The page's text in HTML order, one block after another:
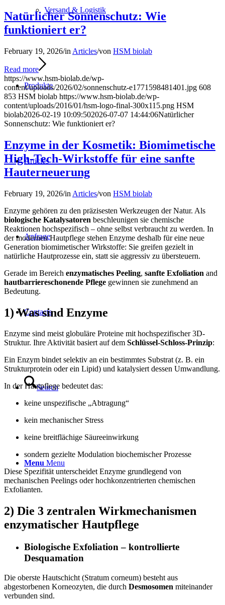
Versand & Logistik
Produkte
Articles
Anfrage
Contacts
Search
Menu Menu
Natürlicher Sonnenschutz: Wie
funktioniert er?
February 19, 2026/in Articles/von HSM biolab
Read more
https://www.hsm-biolab.de/wp-
content/uploads/2026/02/sonnenschutz-e1771598481401.jpg 608
853 HSM biolab https://www.hsm-biolab.de/wp-
content/uploads/2016/01/hsm-logo-final-300x115.png HSM
biolab2026-02-19 10:09:502026-07-07 14:44:06Natürlicher
Sonnenschutz: Wie funktioniert er?
Enzyme in der Kosmetik: Biomimetische
High-Tech-Wirkstoffe für eine sanfte
Hauterneuerung
February 19, 2026/in Articles/von HSM biolab
Enzyme gehören zu den präzisesten Werkzeugen der Natur. Als
biologische Katalysatoren beschleunigen sie chemische
Reaktionen hochspezifisch – ohne selbst verbraucht zu werden. In
der modernen Hautpflege stehen Enzyme deshalb für eine neue
Generation biomimetischer Wirkstoffe: Sie greifen gezielt in
natürliche Hautprozesse ein, statt sie aggressiv zu übersteuern.
Gerade im Bereich enzymatisches Peeling, sanfte Exfoliation and
hautbarriereschonende Pflege gewinnen sie zunehmend an
Bedeutung.
1) Was sind Enzyme
Enzyme sind meist globuläre Proteine mit hochspezifischer 3D-
Struktur. Ihre Aktivität basiert auf dem Schlüssel-Schloss-Prinzip:
Ein Enzym bindet selektiv an ein bestimmtes Substrat (z. B. ein
Strukturprotein oder ein Lipid) und katalysiert dessen Umwandlung.
In der Hautpflege bedeutet das:
keine unspezifische „Abtragung“
kein mechanischer Stress
keine breitflächige Säureeinwirkung
sondern gezielte Modulation biochemischer Prozesse
Diese Spezifität unterscheidet Enzyme grundlegend von
mechanischen Peelings oder hochkonzentrierten chemischen
Exfolianten.
2) Die 3 zentralen Wirkmechanismen
enzymatischer Hautpflege
Biologische Exfoliation – kontrollierte
Desquamation
Die oberste Hautschicht (Stratum corneum) besteht aus
abgestorbenen Korneozyten, die durch Desmosomen miteinander
verbunden sind.